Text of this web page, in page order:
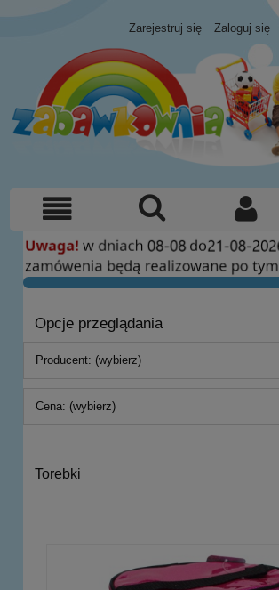
Zarejestruj się Zaloguj się
Opcje przeglądania
Producent: (wybierz)
Cena: (wybierz)
Torebki